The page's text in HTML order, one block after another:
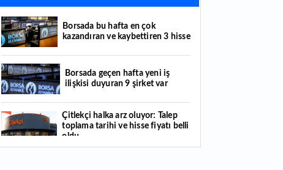
11:52 Yaratıcılık ve ticaret bir araya geldi: İşte
İstanbul'un yeni girişimcilik alanı
Carrier'ın paylarının tamamını devralıyor
Festival bölgeye canlılık getirdi
11:23 Küresel piyasalarda yeni haftada takip
edilecek 4 gelişme hangileri olacak?
Borsada bu hafta en çok
kazandıran ve kaybettiren 3 hisse
Borsada geçen hafta yeni iş
ilişkisi duyuran 9 şirket var
Çitlekçi halka arz oluyor: Talep
toplama tarihi ve hisse fiyatı belli
oldu